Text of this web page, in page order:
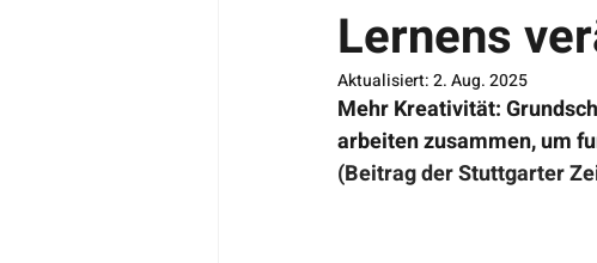
Lernens
Aktualisiert:2. Aug. 2025
Mehr Kreativität:
arbeiten zusammen, um
(Beitrag der Stuttgarter